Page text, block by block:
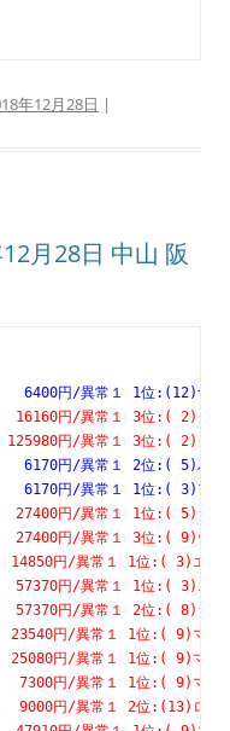
年12月28日 |
月28日 中山 阪
配当    6400円/異常
当   16160円/異常１ 3
125980円/異常１ 3
当    6170円/異常１ 2
当    6170円/異常１
27400円/異常１ 1
27400円/異常１ 3位
当   14850円/異常１ 1
当   57370円/異常１ 1
配当   57370円/異
当   23540円/異常１
当   25080円/異常１
配当    7300円/異常１
9000円/異常１ 2位